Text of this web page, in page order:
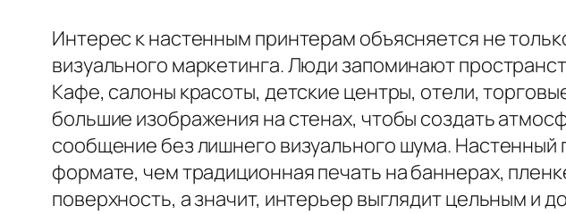
Интерес к настенным принтерам объясняется не
визуального маркетинга. Люди запоминают
Кафе, салоны красоты, детские центры, отели,
большие изображения на стенах, чтобы создать
сообщение без лишнего визуального шума. Настенный
формате, чем традиционная печать на баннерах,
поверхность, а значит, интерьер выглядит цельным и